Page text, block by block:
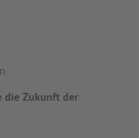
die Zukunft der